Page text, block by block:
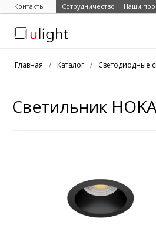
Контакты Сотрудничество Наши
Главная / Каталог / Светодиодные
Светильник